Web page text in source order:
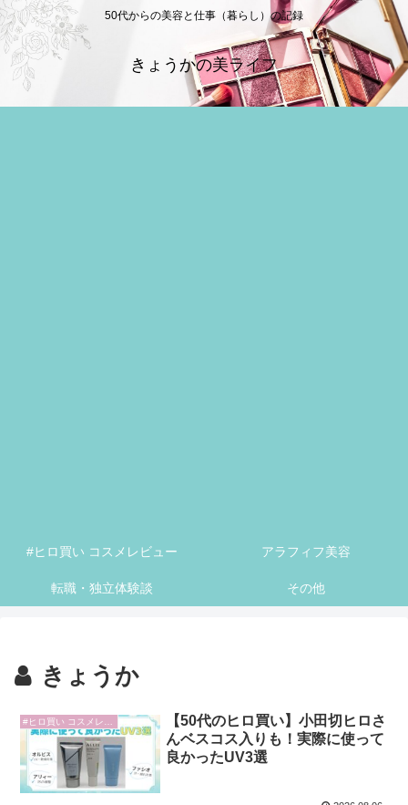
50代からの美容と仕事（暮らし）の記録
きょうかの美ライフ
#ヒロ買い コスメレビュー アラフィフ美容
転職・独立体験談 その他
きょうか
【50代のヒロ買い】小田切ヒロさ
んベスコス入りも！実際に使って
良かったUV3選